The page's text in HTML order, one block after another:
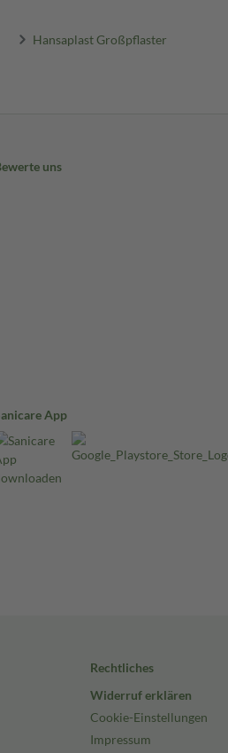
Hansaplast Großpflaster
uns
App
Rechtliches
Widerruf erklären
Cookie-Einstellungen
Impressum